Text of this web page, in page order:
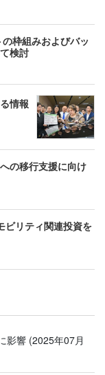
枠組みおよびバッ
検討
情報
の移行支援に向け
ビリティ関連投資を
影響 (2025年07月